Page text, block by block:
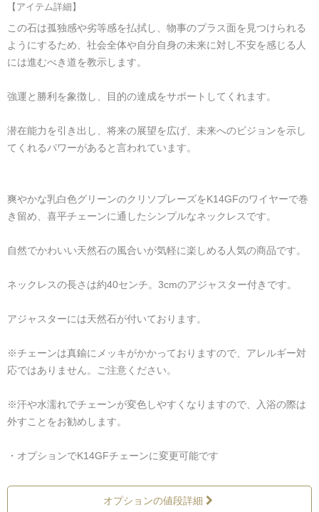
【アイテム詳細】
この石は孤独感や劣等感を払拭し、物事のプラス面を見つけられる
ようにするため、社会全体や自分自身の未来に対し不安を感じる人
には進むべき道を教示します。
強運と勝利を象徴し、目的の達成をサポートしてくれます。
潜在能力を引き出し、将来の展望を広げ、未来へのビジョンを示し
てくれるパワーがあると言われています。
爽やかな乳白色グリーンのクリソプレーズをK14GFのワイヤーで巻
き留め、喜平チェーンに通したシンプルなネックレスです。
自然でかわいい天然石の風合いが気軽に楽しめる人気の商品です。
ネックレスの長さは約40センチ。3cmのアジャスター付きです。
アジャスターには天然石が付いております。
※チェーンは真鍮にメッキがかかっておりますので、アレルギー対
応ではありません。ご注意ください。
※汗や水濡れでチェーンが変色しやすくなりますので、入浴の際は
外すことをお勧めします。
・オプションでK14GFチェーンに変更可能です
オプションの値段詳細